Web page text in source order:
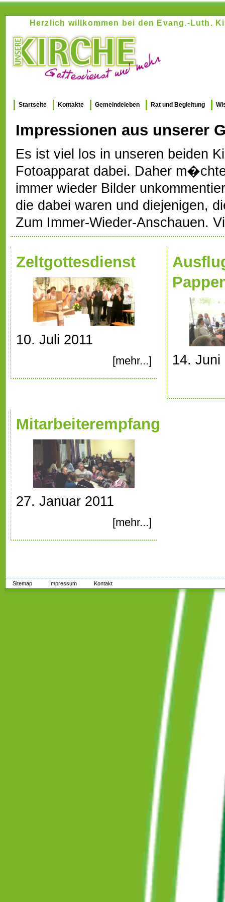
Herzlich willkommen bei den Evang.-Luth.
Startseite Kontakte Gemeindeleben Rat und Begleitung
Impressionen aus unserer
Es ist viel los in unseren beiden
Fotoapparat dabei. Daher
immer wieder Bilder
die dabei waren und diejenigen,
Zum Immer-Wieder-Anschauen.
Zeltgottesdienst
10. Juli 2011
[mehr...] 14. Juni
Mitarbeiterempfang
27. Januar 2011
[mehr...]
Sitemap Impressum Kontakt